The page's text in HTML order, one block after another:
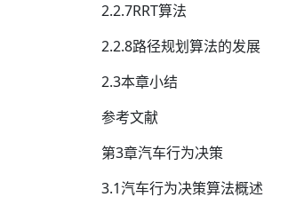
2.2.7RRT算法
2.2.8路径规划算法的发展
2.3本章小结
参考文献
第3章汽车行为决策
3.1汽车行为决策算法概述